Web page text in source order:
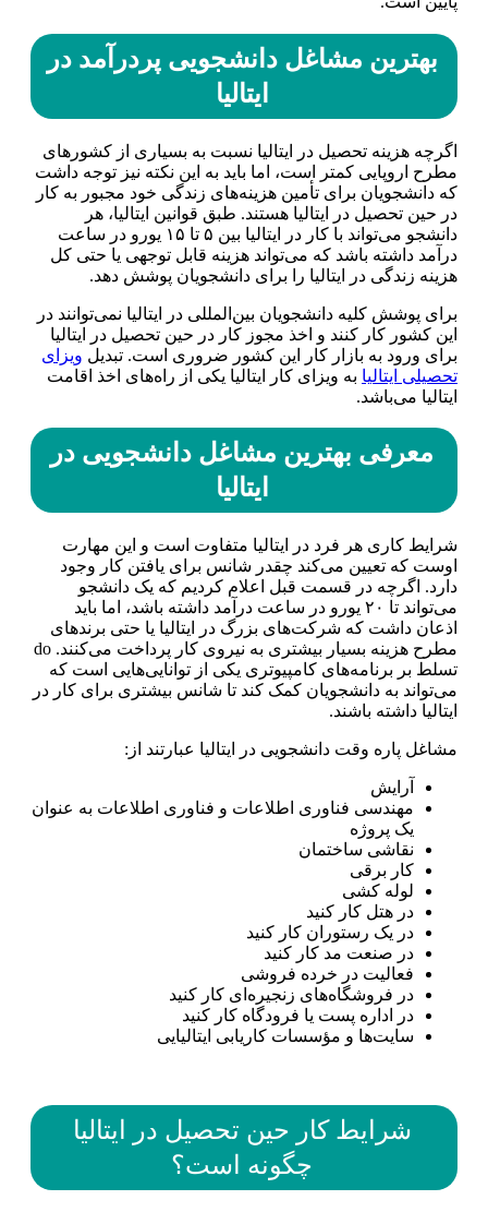
بهترین مشاغل دانشجویی پردرآمد در
ایتالیا
اگرچه هزینه تحصیل در ایتالیا نسبت به بسیاری از کشور‌های
مطرح اروپایی کمتر است، اما باید به این نکته نیز توجه داشت
که دانشجویان برای تأمین هزینه‌های زندگی خود مجبور به کار
در حین تحصیل در ایتالیا هستند. طبق قوانین ایتالیا، هر
دانشجو می‌تواند با کار در ایتالیا بین ۵ تا ۱۵ یورو در ساعت
درآمد داشته باشد که می‌تواند هزینه قابل توجهی یا حتی کل
هزینه زندگی در ایتالیا را برای دانشجویان پوشش دهد.
برای پوشش کلیه دانشجویان بین‌المللی در ایتالیا نمی‌توانند در
این کشور کار کنند و اخذ مجوز کار در حین تحصیل در ایتالیا
برای ورود به بازار کار این کشور ضروری است. تبدیل ویزای
تحصیلی ایتالیا به ویزای کار ایتالیا یکی از راه‌های اخذ اقامت
ایتالیا می‌باشد.
معرفی بهترین مشاغل دانشجویی در
ایتالیا
شرایط کاری هر فرد در ایتالیا متفاوت است و این مهارت
اوست که تعیین می‌کند چقدر شانس برای یافتن کار وجود
دارد. اگرچه در قسمت قبل اعلام کردیم که یک دانشجو
می‌تواند تا ۲۰ یورو در ساعت درآمد داشته باشد، اما باید
اذعان داشت که شرکت‌های بزرگ در ایتالیا یا حتی برند‌های
مطرح هزینه بسیار بیشتری به نیروی کار پرداخت می‌کنند. do
تسلط بر برنامه‌های کامپیوتری یکی از توانایی‌هایی است که
می‌تواند به دانشجویان کمک کند تا شانس بیشتری برای کار در
ایتالیا داشته باشند.
مشاغل پاره وقت دانشجویی در ایتالیا عبارتند از:
آرایش
مهندسی فناوری اطلاعات و فناوری اطلاعات به عنوان
یک پروژه
نقاشی ساختمان
کار برقی
لوله کشی
در هتل کار کنید
در یک رستوران کار کنید
در صنعت مد کار کنید
فعالیت در خرده فروشی
در فروشگاه‌های زنجیره‌ای کار کنید
در اداره پست یا فرودگاه کار کنید
سایت‌ها و مؤسسات کاریابی ایتالیایی
شرایط کار حین تحصیل در ایتالیا
چگونه است؟